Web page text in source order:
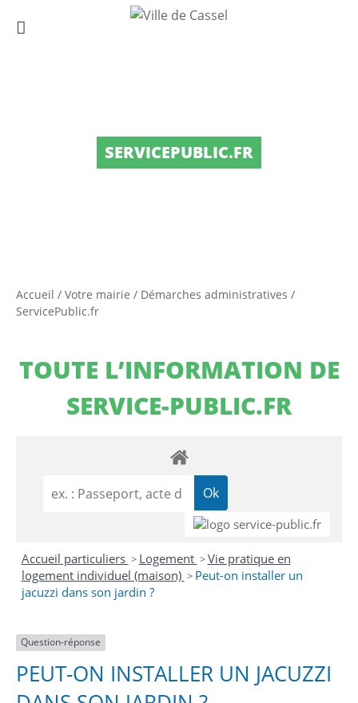
SERVICEPUBLIC.FR
Accueil / Votre mairie / Démarches administratives /
ServicePublic.fr
TOUTE L’INFORMATION DE
SERVICE-PUBLIC.FR
Accueil particuliers > Logement >Vie pratique en
logement individuel (maison) > Peut-on installer un
jacuzzi dans son jardin ?
Question-réponse
PEUT-ON INSTALLER UN JACUZZI